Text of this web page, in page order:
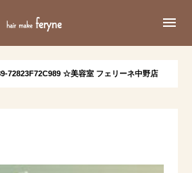

72823F72C989 ☆美容室 フェリーネ中野店